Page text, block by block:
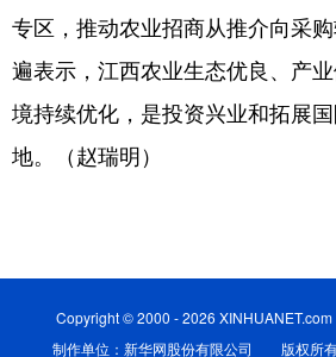
专区，推动农业招商从推介向采
遍表示，江西农业生态优良、产
境持续优化，是投资兴业和拓展
地。（赵瑞明）
Copyright © 2000 - 2026
制作单位：新华网股份有限公司 版权所有